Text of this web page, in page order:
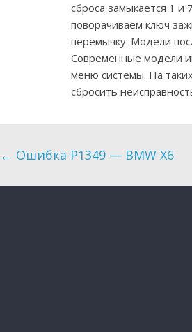
сброса замыкается 1 и
поворачиваем ключ
перемычку. Модели
Современные модели
меню системы. На
сбросить
← Ошибкa P1349 — BMW X6